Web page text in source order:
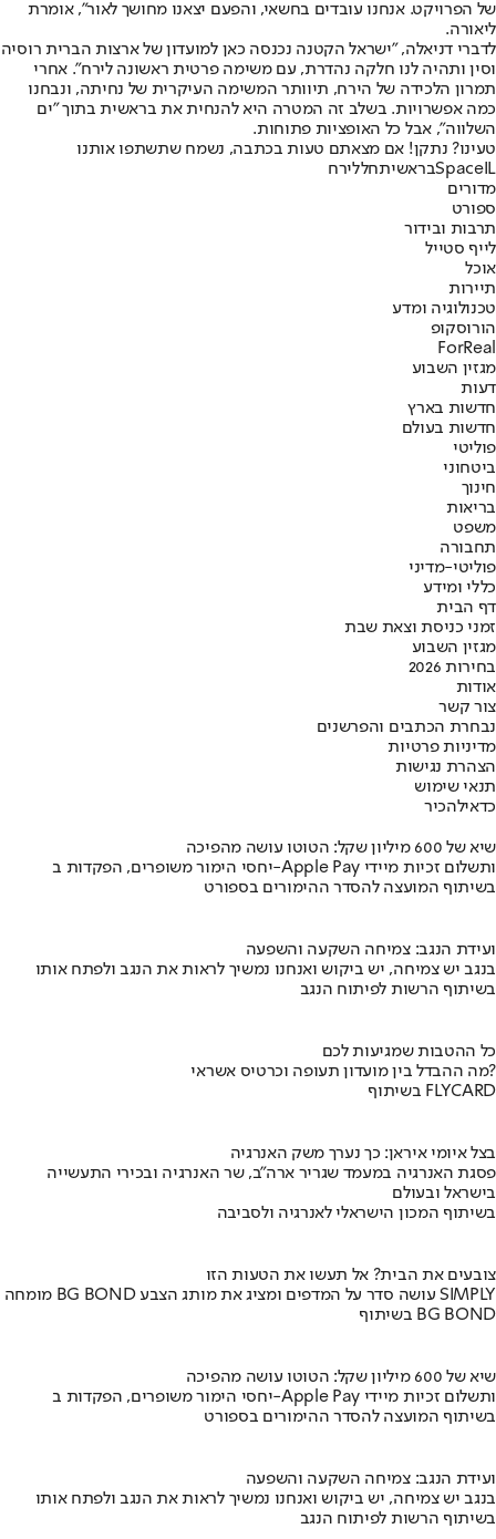
של הפרויקט. אנחנו עובדים בחשאי, והפעם יצאנו מחושך לאור", אומרת
ליאורה.
לדברי דניאלה, "ישראל הקטנה נכנסה כאן למועדון של ארצות הברית רוסיה
וסין ותהיה לנו חלקה נהדרת, עם משימה פרטית ראשונה לירח". אחרי
תמרון הלכידה של הירח, תיוותר המשימה העיקרית של נחיתה, ונבחנו
כמה אפשרויות. בשלב זה המטרה היא להנחית את בראשית בתוך "ים
השלווה", אבל כל האופציות פתוחות.
טעינו? נתקן! אם מצאתם טעות בכתבה, נשמח שתשתפו אותנו
SpaceILבראשיתחללירח
מדורים
ספורט
תרבות ובידור
לייף סטייל
אוכל
תיירות
טכנולוגיה ומדע
הורוסקופ
ForReal
מגזין השבוע
דעות
חדשות בארץ
חדשות בעולם
פוליטי
ביטחוני
חינוך
בריאות
משפט
תחבורה
פוליטי-מדיני
כללי ומידע
דף הבית
זמני כניסת וצאת שבת
מגזין השבוע
בחירות 2026
אודות
צור קשר
נבחרת הכתבים והפרשנים
מדיניות פרטיות
הצהרת נגישות
תנאי שימוש
כדאילהכיר
שיא של 600 מיליון שקל: הטוטו עושה מהפיכה
יחסי הימור משופרים, הפקדות ב-Apple Pay ותשלום זכיות מיידי
בשיתוף המועצה להסדר ההימורים בספורט
ועידת הנגב: צמיחה השקעה והשפעה
בנגב יש צמיחה, יש ביקוש ואנחנו נמשיך לראות את הנגב ולפתח אותו
בשיתוף הרשות לפיתוח הנגב
כל ההטבות שמגיעות לכם
מה ההבדל בין מועדון תעופה וכרטיס אשראי?
בשיתוף FLYCARD
בצל איומי איראן: כך נערך משק האנרגיה
פסגת האנרגיה במעמד שגריר ארה"ב, שר האנרגיה ובכירי התעשייה
בישראל ובעולם
בשיתוף המכון הישראלי לאנרגיה ולסביבה
צובעים את הבית? אל תעשו את הטעות הזו
מומחה BG BOND עושה סדר על המדפים ומציג את מותג הצבע SIMPLY
בשיתוף BG BOND
שיא של 600 מיליון שקל: הטוטו עושה מהפיכה
יחסי הימור משופרים, הפקדות ב-Apple Pay ותשלום זכיות מיידי
בשיתוף המועצה להסדר ההימורים בספורט
ועידת הנגב: צמיחה השקעה והשפעה
בנגב יש צמיחה, יש ביקוש ואנחנו נמשיך לראות את הנגב ולפתח אותו
בשיתוף הרשות לפיתוח הנגב